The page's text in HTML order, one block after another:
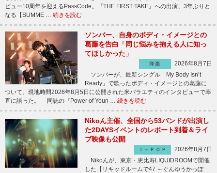
ビュー10周年を迎えるPassCode。『THE FIRST TAKE』への出演、3年ぶりと
なる【SUMME … 続きを読む
ソンバー、自身のボディ・イメージとの
葛藤を告白「同じ悩みを抱える人に知っ
てほしかった」
洋楽
2026年8月7日
ソンバーが、最新シングル「My Body Isn’t
Ready」で歌ったボディ・イメージとの葛藤に
ついて、現地時間2026年8月5日に公開された米バラエティのインタビューで率
直に語った。 同誌の『Power of Youn … 続きを読む
Nikoん主催、全国から53バンドが出演し
た2DAYSイベントのレポート到着＆ライ
ブ映像も公開
Ｊ－ＰＯＰ
2026年8月7日
Nikoんが、東京・恵比寿LIQUIDROOMで開催
した【リキッドルームで47 ～ぐんゆうかっぽ